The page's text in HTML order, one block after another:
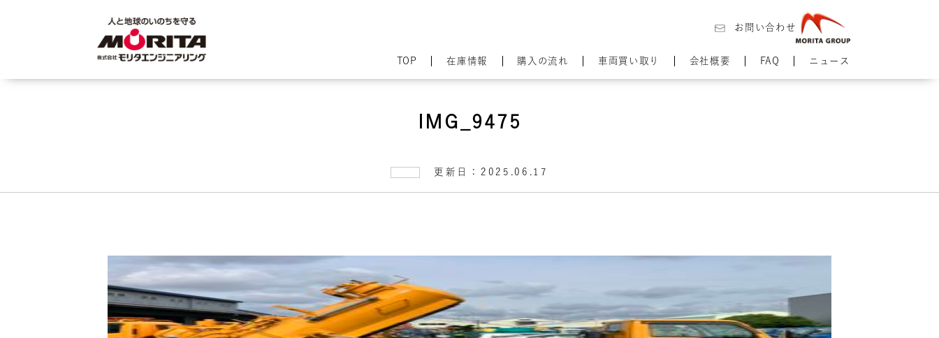
お問い合わせ
TOP 在庫情報 購入の流れ 車両買い取り 会社概要 FAQ ニュース
IMG_9475
更新日：2025.06.17